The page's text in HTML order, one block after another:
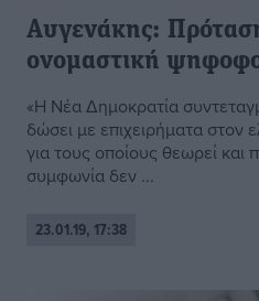
Αυγενάκης:
ονομαστική
«Η Νέα Δημοκρατία
δώσει με επιχειρήματα στον
για τους οποίους θεωρεί και
συμφωνία δεν ...
23.01.19, 17:38